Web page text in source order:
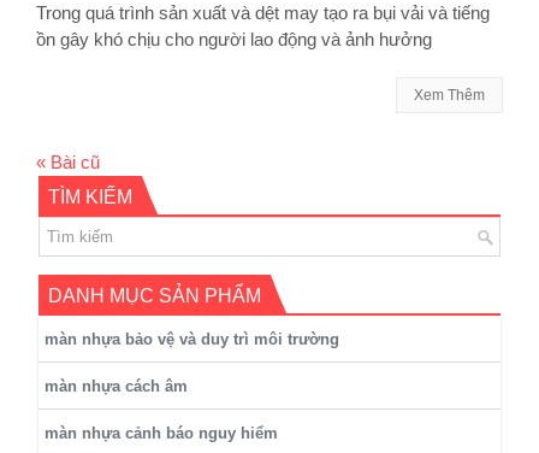
Trong quá trình sản xuất và dệt may tạo ra bụi vải và tiếng
ồn gây khó chịu cho người lao động và ảnh hưởng
Xem Thêm
« Bài cũ
TÌM KIẾM
DANH MỤC SẢN PHẨM
màn nhựa bảo vệ và duy trì môi trường
màn nhựa cách âm
màn nhựa cảnh báo nguy hiểm